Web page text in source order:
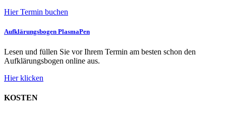
Hier Termin buchen
Aufklärungsbogen PlasmaPen
Lesen und füllen Sie vor Ihrem Termin am besten schon den
Aufklärungsbogen online aus.
Hier klicken
KOSTEN